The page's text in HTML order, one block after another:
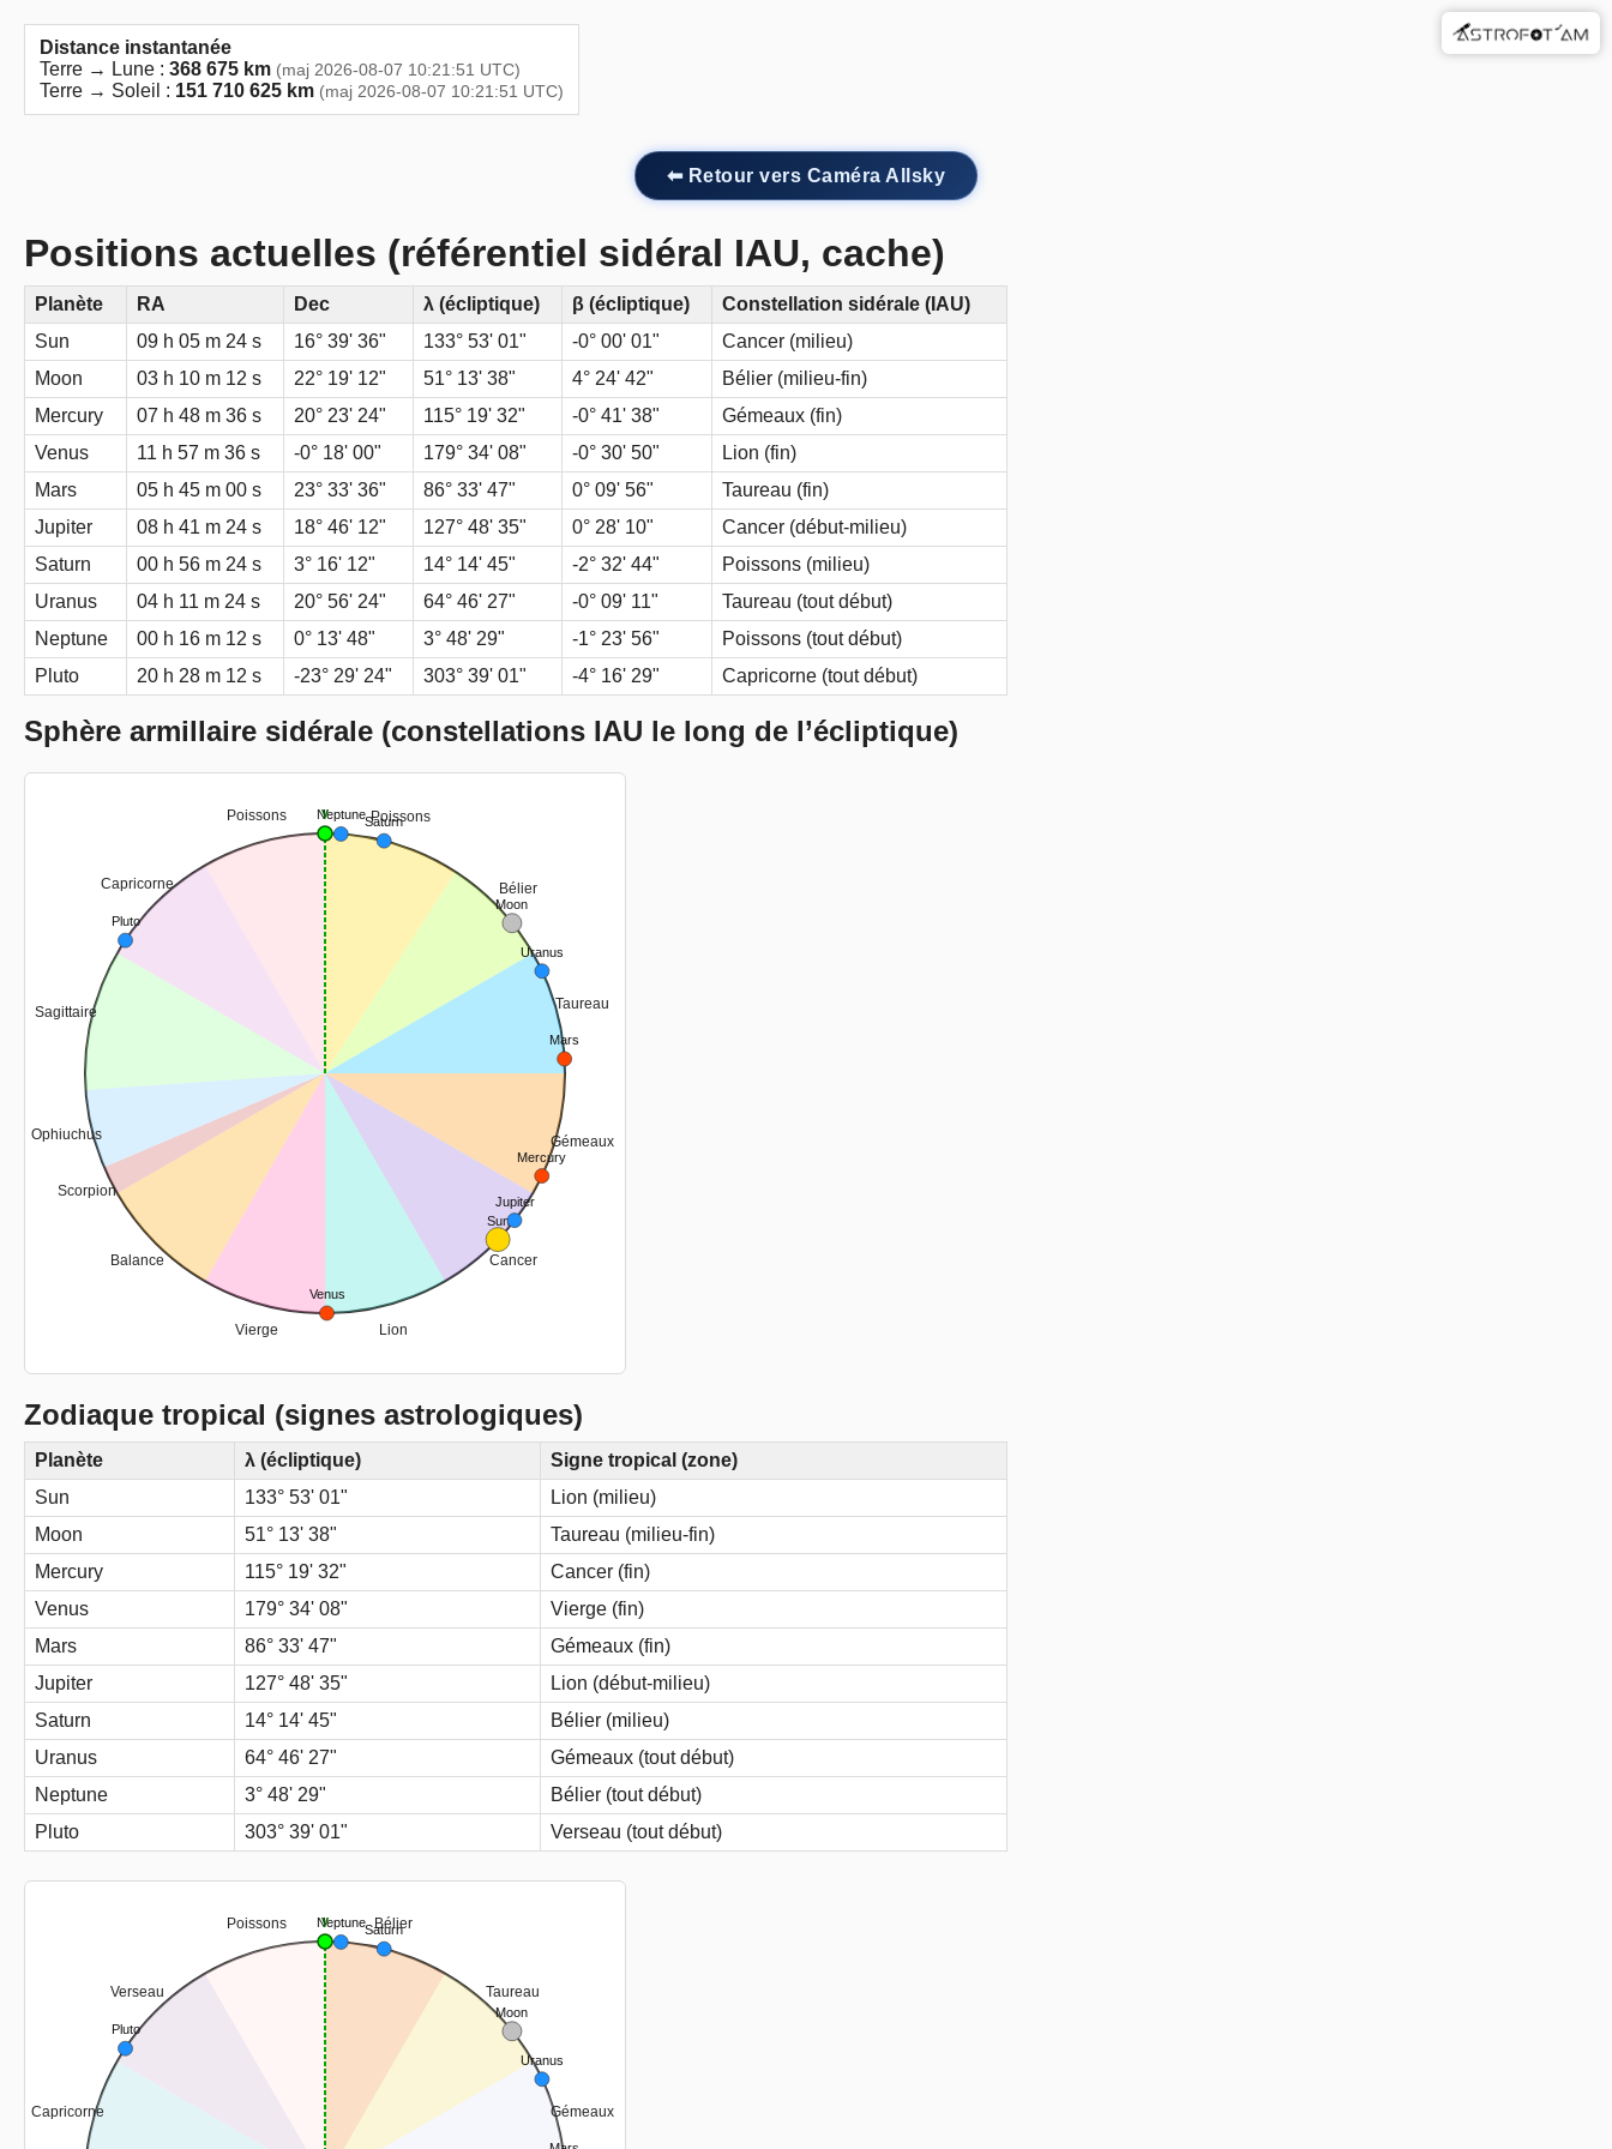
Distance instantanée
Terre → Lune : 368 675 km (maj 2026-08-07 10:21:51 UTC)
Terre → Soleil : 151 710 625 km (maj 2026-08-07 10:21:51 UTC)
⬅ Retour vers Caméra Allsky
Positions actuelles (référentiel sidéral IAU, cache)
Planète RA Dec λ (écliptique) β (écliptique)
Constellation sidérale (IAU)
Sun
09 h 05 m 24 s 16° 39' 36" 133° 53' 01" -0° 00' 01"
Cancer (milieu)
Moon
03 h 10 m 12 s 22° 19' 12" 51° 13' 38" 4° 24' 42"
Bélier (milieu-fin)
Mercury
07 h 48 m 36 s 20° 23' 24" 115° 19' 32" -0° 41' 38"
Gémeaux (fin)
Venus
11 h 57 m 36 s -0° 18' 00" 179° 34' 08" -0° 30' 50"
Lion (fin)
Mars
05 h 45 m 00 s 23° 33' 36" 86° 33' 47" 0° 09' 56"
Taureau (fin)
Jupiter
08 h 41 m 24 s 18° 46' 12" 127° 48' 35" 0° 28' 10"
Cancer (début-milieu)
Saturn
00 h 56 m 24 s 3° 16' 12" 14° 14' 45" -2° 32' 44"
Poissons (milieu)
Uranus
04 h 11 m 24 s 20° 56' 24" 64° 46' 27" -0° 09' 11"
Taureau (tout début)
Neptune
00 h 16 m 12 s 0° 13' 48" 3° 48' 29" -1° 23' 56"
Poissons (tout début)
Pluto
20 h 28 m 12 s -23° 29' 24" 303° 39' 01" -4° 16' 29" Capricorne (tout début)
Sphère armillaire sidérale (constellations IAU le long de l’écliptique)
Poissons Poissons
Bélier
Taureau
Gémeaux
Cancer
Lion
Vierge
Balance
Scorpion
Ophiuchus
Sagittaire
Capricorne
Sun
Moon
Mercury
Venus
Mars
Jupiter
Saturn
Uranus
Neptune
Pluto
γ
Zodiaque tropical (signes astrologiques)
Planète λ (écliptique)
Signe tropical (zone)
Sun
133° 53' 01"
Lion (milieu)
Moon
51° 13' 38"
Taureau (milieu-fin)
Mercury
115° 19' 32"
Cancer (fin)
Venus
179° 34' 08"
Vierge (fin)
Mars
86° 33' 47"
Gémeaux (fin)
Jupiter
127° 48' 35"
Lion (début-milieu)
Saturn
14° 14' 45"
Bélier (milieu)
Uranus
64° 46' 27"
Gémeaux (tout début)
Neptune
3° 48' 29"
Bélier (tout début)
Pluto
303° 39' 01" Verseau (tout début)
Bélier
Taureau
Gémeaux
Capricorne
Verseau
Poissons
Moon
Saturn
Uranus
Neptune
Pluto
γ